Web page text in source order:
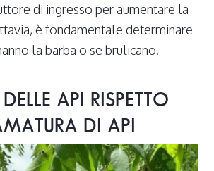
di ingresso per aumentare la
è fondamentale determinare
la barba o se brulicano.
API RISPETTO
DI API